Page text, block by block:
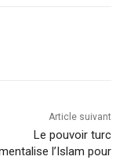
Article suivant
Le pouvoir turc
l’Islam pour